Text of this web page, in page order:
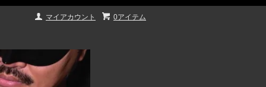
0アイテム
マイアカウント